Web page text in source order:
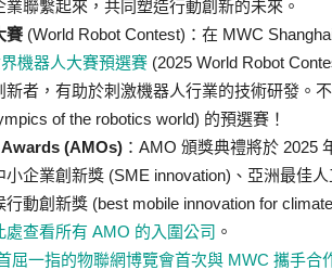
業聯繫起來，共同塑造行動創新的未來。
賽(World Robot Contest)：在 MWC
機器人大賽預選賽 (2025 World Robot
新者，有助於刺激機器人行業的技術研發。
of the robotics world) 的預選賽！
(AMOs) ：AMO 頒獎典禮將於 2025
小企業創新獎 (SME innovation)、亞洲最佳
行動創新獎 (best mobile innovation for
處查看所有 AMO 的入圍公司 。
屈一指的物聯網博覽會首次與 MWC 攜手合